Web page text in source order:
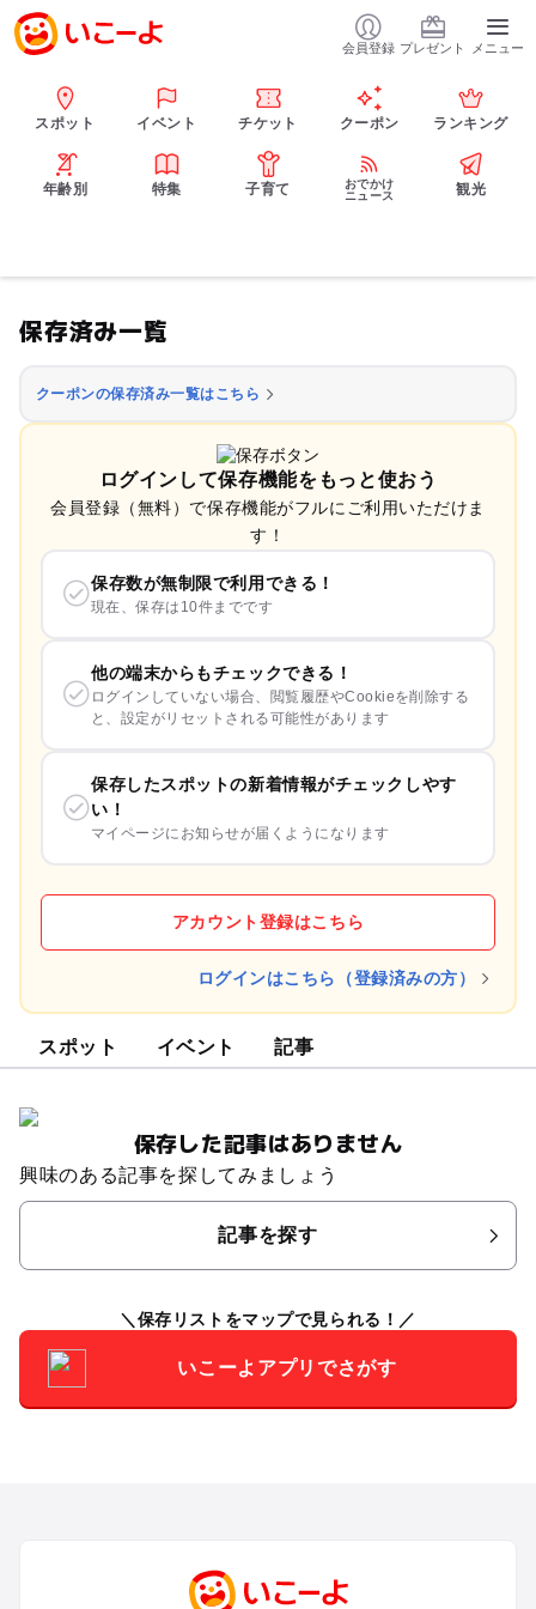
会員登録 プレゼント メニュー
スポット イベント チケット クーポン ランキング
年齢別 特集 子育て
おでかけ
ニュース
観光
保存済み一覧
クーポンの保存済み一覧はこちら
ログインして保存機能をもっと使おう
会員登録（無料）で保存機能がフルにご利用いただけま
す！
保存数が無制限で利用できる！
現在、保存は10件までです
他の端末からもチェックできる！
ログインしていない場合、閲覧履歴やCookieを削除する
と、設定がリセットされる可能性があります
保存したスポットの新着情報がチェックしやす
い！
マイページにお知らせが届くようになります
アカウント登録はこちら
ログインはこちら（登録済みの方）
スポット イベント 記事
保存した記事はありません
興味のある記事を探してみましょう
記事を探す
保存リストをマップで見られる！
いこーよアプリでさがす